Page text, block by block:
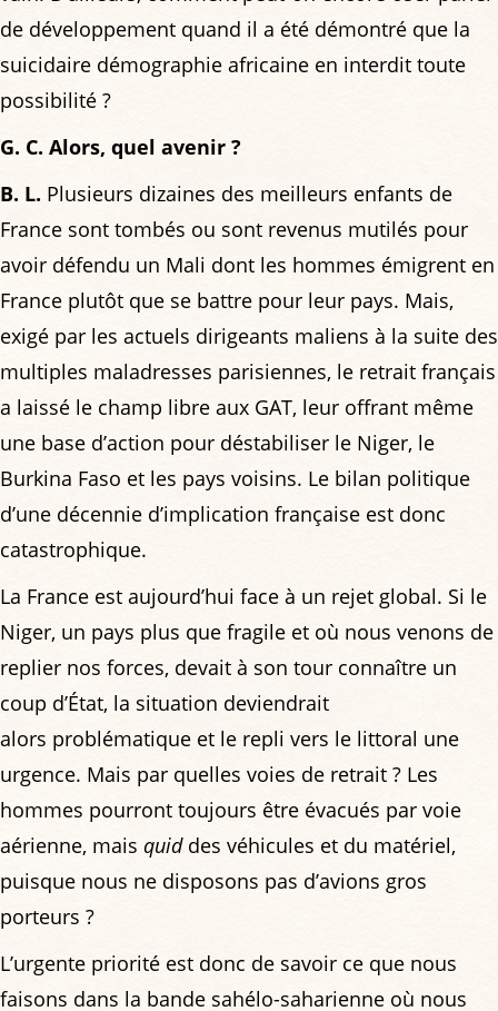
de développement quand il a été démontré que la
suicidaire démographie africaine en interdit toute
possibilité ?
G. C. Alors, quel avenir ?
B. L. Plusieurs dizaines des meilleurs enfants de
France sont tombés ou sont revenus mutilés pour
avoir défendu un Mali dont les hommes émigrent en
France plutôt que se battre pour leur pays. Mais,
exigé par les actuels dirigeants maliens à la suite des
multiples maladresses parisiennes, le retrait français
a laissé le champ libre aux GAT, leur offrant même
une base d’action pour déstabiliser le Niger, le
Burkina Faso et les pays voisins. Le bilan politique
d’une décennie d’implication française est donc
catastrophique.
La France est aujourd’hui face à un rejet global. Si le
Niger, un pays plus que fragile et où nous venons de
replier nos forces, devait à son tour connaître un
coup d’État, la situation deviendrait
alors problématique et le repli vers le littoral une
urgence. Mais par quelles voies de retrait ? Les
hommes pourront toujours être évacués par voie
aérienne, mais quiddes véhicules et du matériel,
puisque nous ne disposons pas d’avions gros
porteurs ?
L’urgente priorité est donc de savoir ce que nous
faisons dans la bande sahélo-saharienne où nous